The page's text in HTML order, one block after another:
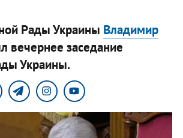
Рады Украины Владимир
вечернее заседание
Украины.